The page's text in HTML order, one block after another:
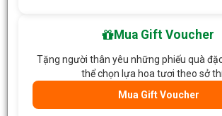
Chậu Cà Chua Thiết Kế 284
690.000đ /Chậu
Giỏ Hàng
Chậu Sứ
Mua Gift Voucher
Tặng người thân yêu những phiếu quà
thể chọn lựa hoa tươi theo sở
Mua Gift Voucher